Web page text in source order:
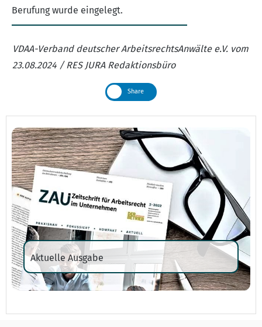
Berufung wurde eingelegt.
VDAA-Verband deutscher ArbeitsrechtsAnwälte e.V. vom
23.08.2024 / RES JURA Redaktionsbüro
Share
Aktuelle Ausgabe